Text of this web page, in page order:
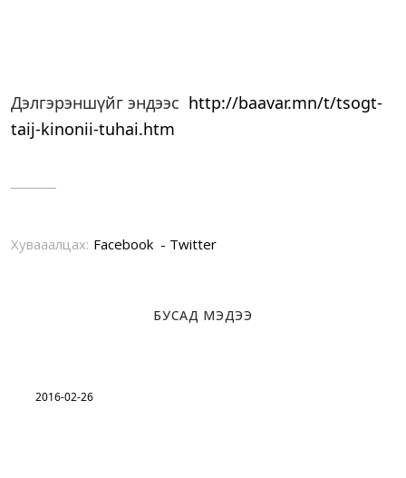
Дэлгэрэншүйг эндээс http://baavar.mn/t/tsogt-
taij-kinonii-tuhai.htm
Хувааалцах: Facebook Twitter
БУСАД МЭДЭЭ
2016-02-26